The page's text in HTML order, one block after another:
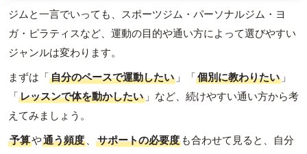
ジムと一言でいっても、スポーツジム・パーソナルジム・ヨ
ガ・ピラティスなど、運動の目的や通い方によって選びやすい
ジャンルは変わります。
まずは「自分のペースで運動したい 」「個別に教わりたい 」
「レッスンで体を動かしたい 」など、続けやすい通い方から考
えてみましょう。
予算や通う頻度 、 サポートの必要度 も合わせて見ると、自分